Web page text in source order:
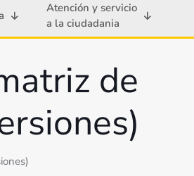
Atención y servicio
a la ciudadania
de